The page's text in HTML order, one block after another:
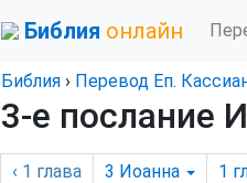
Библия онлайн
Библия › Перевод Еп.
3-е послание
‹ 1 глава 3 Иоанна 1